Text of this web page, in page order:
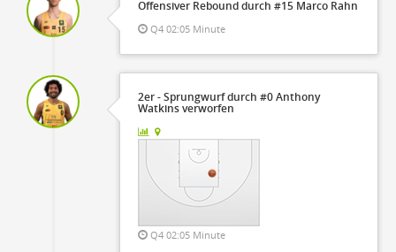
Offensiver Rebound durch #15 Marco Rahn
Q4 02:05 Minute
2er - Sprungwurf durch #0 Anthony
Watkins verworfen
Q4 02:05 Minute